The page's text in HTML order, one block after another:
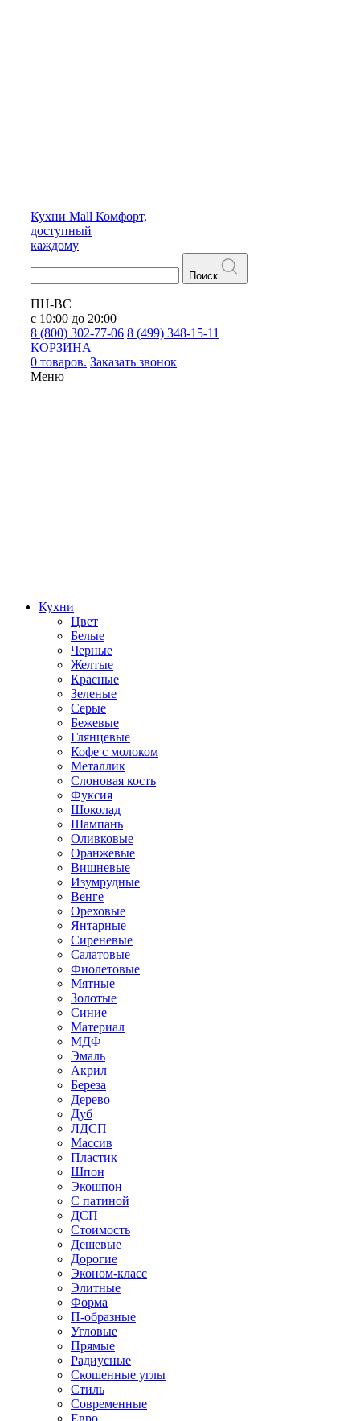
Кухни Mall Комфорт,
доступный
каждому
Поиск
ПН-ВС
с 10:00 до 20:00
8 (800) 302-77-06 8 (499) 348-15-11
КОРЗИНА
0 товаров. Заказать звонок
Меню
Кухни
Цвет
Белые
Черные
Желтые
Красные
Зеленые
Серые
Бежевые
Глянцевые
Кофе с молоком
Металлик
Слоновая кость
Фуксия
Шоколад
Шампань
Оливковые
Оранжевые
Вишневые
Изумрудные
Венге
Ореховые
Янтарные
Сиреневые
Салатовые
Фиолетовые
Мятные
Золотые
Синие
Материал
МДФ
Эмаль
Акрил
Береза
Дерево
Дуб
ЛДСП
Массив
Пластик
Шпон
Экошпон
С патиной
ДСП
Стоимость
Дешевые
Дорогие
Эконом-класс
Элитные
Форма
П-образные
Угловые
Прямые
Радиусные
Скошенные углы
Стиль
Современные
Евро